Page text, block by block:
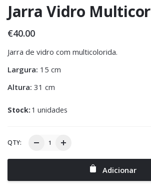
Jarra Vidro Multicor
€40.00
Jarra de vidro com multicolorida.
Largura: 15 cm
Altura: 31 cm
Stock: 1 unidades
QTY:
Adicionar